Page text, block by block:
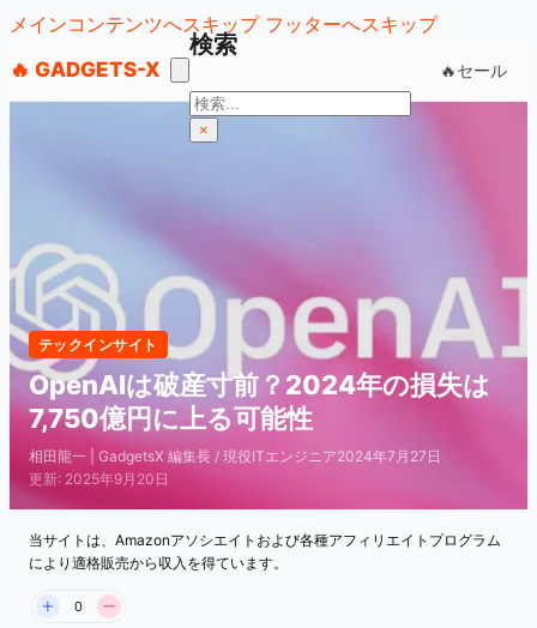
メインコンテンツへスキップ フッターへスキップ
🔥 GADGETS-X
🔥セール
検索
検
索×
テックインサイト
OpenAIは破産寸前？2024年の損失は
7,750億円に上る可能性
相田龍一 | GadgetsX 編集長 / 現役ITエンジニア2024年7月27日
更新: 2025年9月20日
当サイトは、Amazonアソシエイトおよび各種アフィリエイトプログラム
により適格販売から収入を得ています。
0